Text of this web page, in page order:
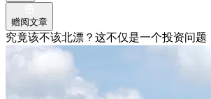
赠阅文章
究竟该不该北漂？这不仅是一个投资问